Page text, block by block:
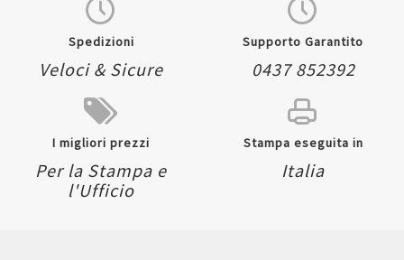
Spedizioni
Veloci & Sicure
Supporto Garantito
0437 852392
I migliori prezzi
Per la Stampa e
l'Ufficio
Stampa eseguita in
Italia